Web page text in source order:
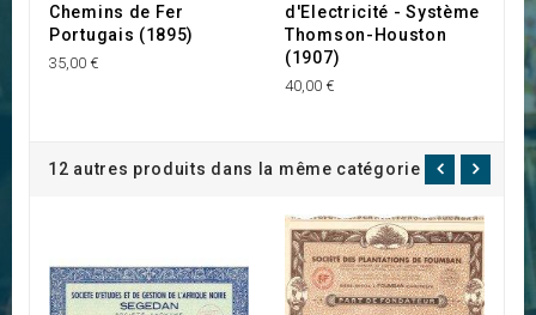
Chemins de Fer
Portugais (1895)
35,00 €
d'Electricité - Système
Thomson-Houston
(1907)
40,00 €
12 autres produits dans la même catégorie :